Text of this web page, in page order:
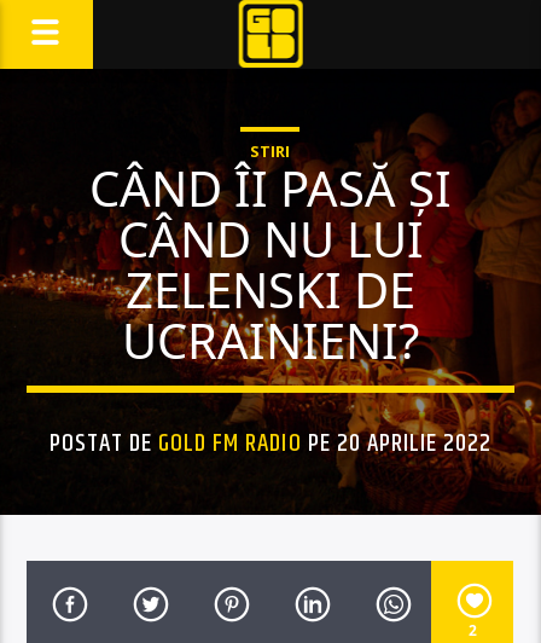
STIRI
CÂND ÎI PASĂ ȘI
CÂND NU LUI
ZELENSKI DE
UCRAINIENI?
POSTAT DE GOLD FM RADIO PE 20 APRILIE 2022
2